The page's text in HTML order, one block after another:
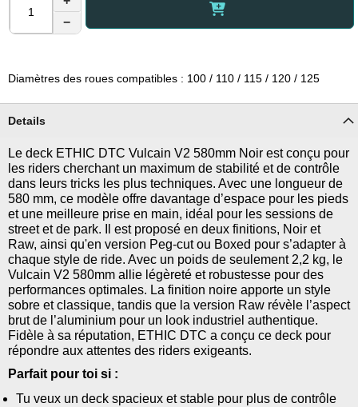
−
Diamètres des roues compatibles : 100 / 110 / 115 / 120 / 125
Details
Le deck ETHIC DTC Vulcain V2 580mm Noir est conçu pour
les riders cherchant un maximum de stabilité et de contrôle
dans leurs tricks les plus techniques. Avec une longueur de
580 mm, ce modèle offre davantage d’espace pour les pieds
et une meilleure prise en main, idéal pour les sessions de
street et de park. Il est proposé en deux finitions, Noir et
Raw, ainsi qu'en version Peg-cut ou Boxed pour s’adapter à
chaque style de ride. Avec un poids de seulement 2,2 kg, le
Vulcain V2 580mm allie légèreté et robustesse pour des
performances optimales. La finition noire apporte un style
sobre et classique, tandis que la version Raw révèle l’aspect
brut de l’aluminium pour un look industriel authentique.
Fidèle à sa réputation, ETHIC DTC a conçu ce deck pour
répondre aux attentes des riders exigeants.
Parfait pour toi si :
Tu veux un deck spacieux et stable pour plus de contrôle